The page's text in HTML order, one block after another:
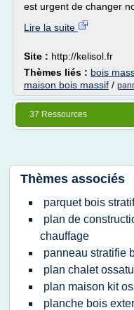
est urgent de changer
Lire la suite
Site : http://kelisol.fr
Thèmes liés : bois
maison bois massif /
37 Ressources
Thèmes associés
parquet bois
plan de
chauffage
panneau stratifie
plan chalet
plan maison kit
planche bois